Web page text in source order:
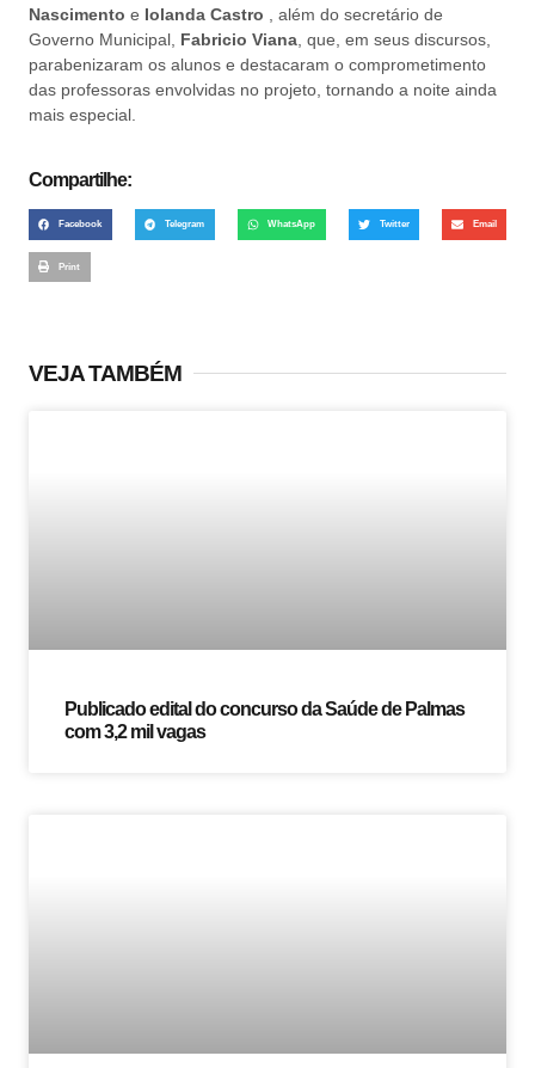
Nascimento e Iolanda Castro , além do secretário de
Governo Municipal, Fabricio Viana , que, em seus discursos,
parabenizaram os alunos e destacaram o comprometimento
das professoras envolvidas no projeto, tornando a noite ainda
mais especial.
Compartilhe:
Facebook Telegram WhatsApp Twitter Email
Print
VEJA TAMBÉM
Publicado edital do concurso da Saúde de Palmas
com 3,2 mil vagas